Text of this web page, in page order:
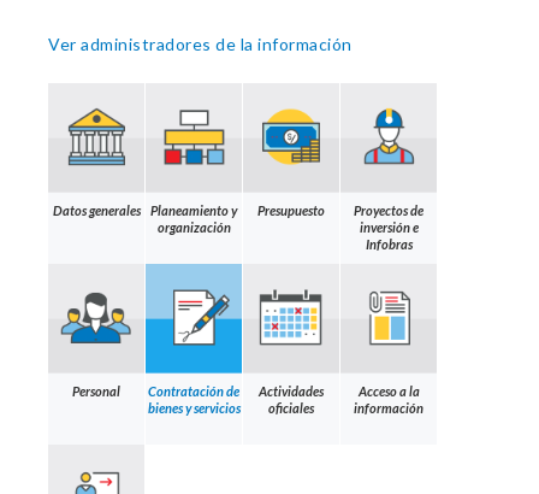
Ver administradores de la información
Datos generales
Planeamiento y
organización
Presupuesto
Proyectos de
inversión e
Infobras
Personal
Contratación de
bienes y servicios
Actividades
oficiales
Acceso a la
información